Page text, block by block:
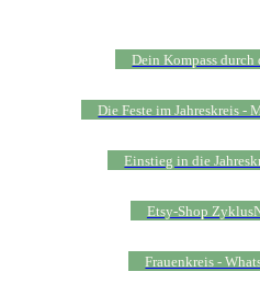
Dein Kompass durch
Die Feste im Jahreskreis -
Einstieg in die
Etsy-Shop
Frauenkreis -